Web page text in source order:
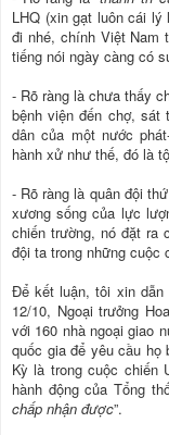
LHQ (xin gạt luôn cái
đi nhé, chính Việt Nam
tiếng nói ngày càng có
- Rõ ràng là chưa thấy
bệnh viện đến chợ, sát
dân của một nước
hành xử như thế, đó là
- Rõ ràng là quân đội
xương sống của lực
chiến trường, nó đặt ra
đội ta trong những cuộc
Để kết luận, tôi xin
12/10, Ngoại trưởng
với 160 nhà ngoại giao
quốc gia để yêu cầu họ
Kỳ là trong cuộc chiến
hành động của Tổng
chấp nhận được”.